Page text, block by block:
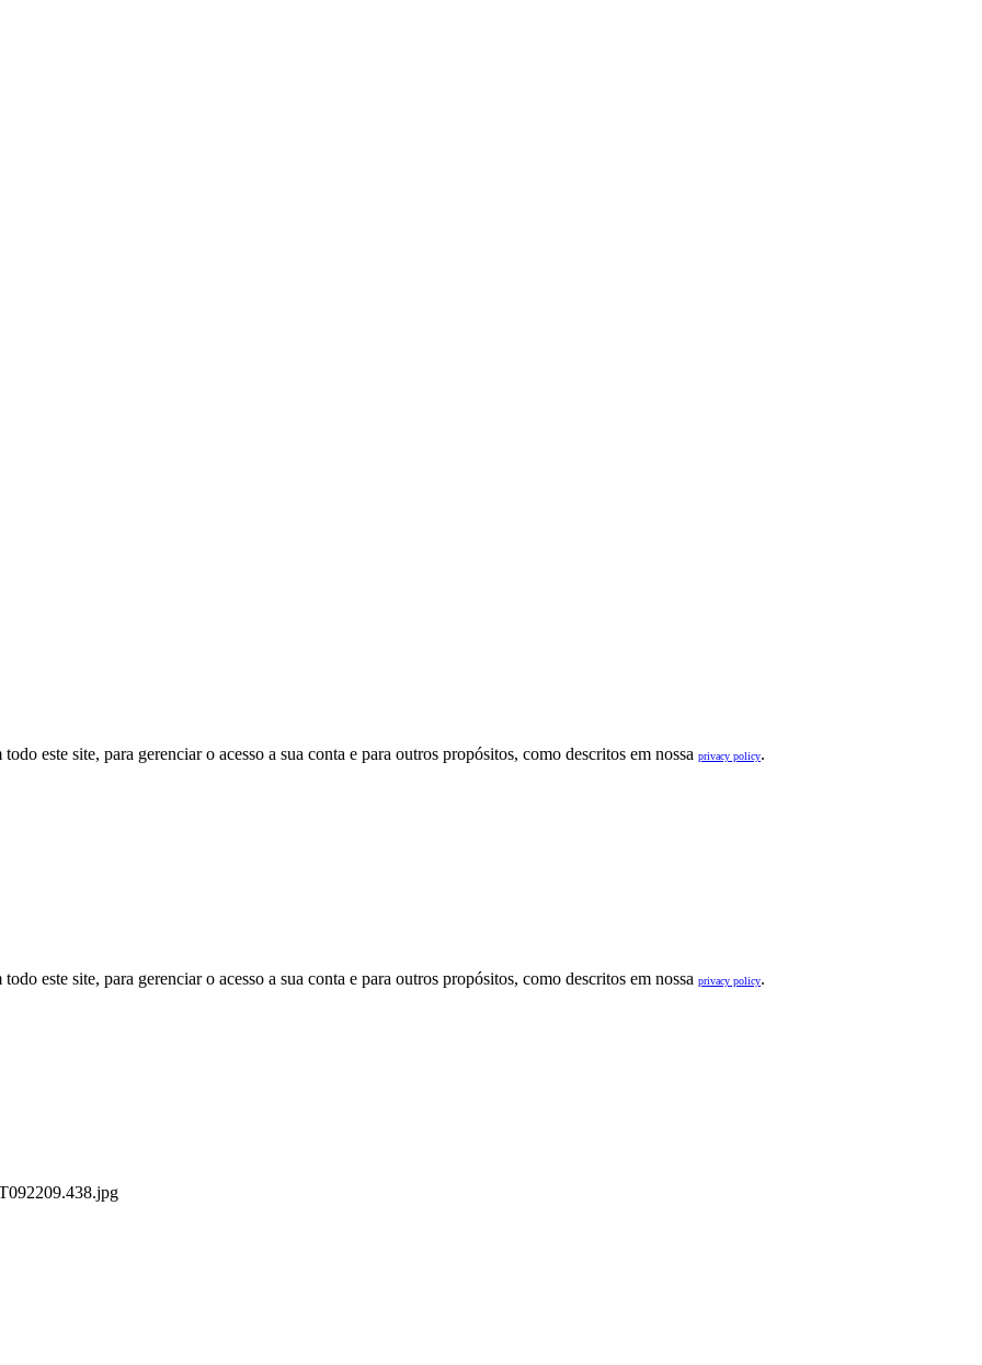
este site, para gerenciar o acesso a sua conta e para outros propósitos, como descritos em nossa privacy policy.
este site, para gerenciar o acesso a sua conta e para outros propósitos, como descritos em nossa privacy policy.